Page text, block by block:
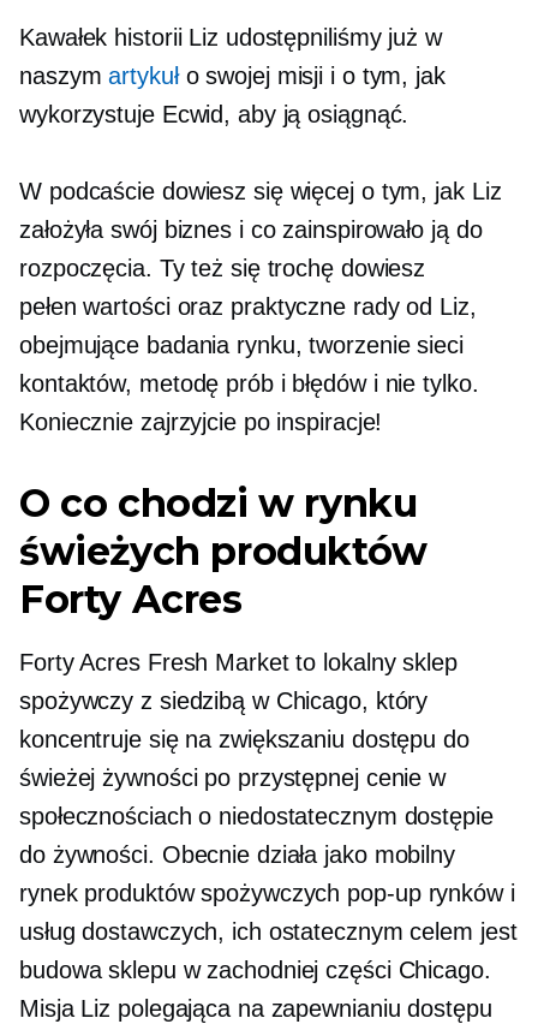
Kawałek historii Liz udostępniliśmy już w
naszymartykuło swojej misji i o tym, jak
wykorzystuje Ecwid, aby ją osiągnąć.
W podcaście dowiesz się więcej o tym, jak Liz
założyła swój biznes i co zainspirowało ją do
rozpoczęcia. Ty też się trochę dowiesz
pełen wartościoraz praktyczne rady od Liz,
obejmujące badania rynku, tworzenie sieci
kontaktów, metodę prób i błędów i nie tylko.
Koniecznie zajrzyjcie po inspiracje!
O co chodzi w rynku
świeżych produktów
Forty Acres
Forty Acres Fresh Market to lokalny sklep
spożywczy z siedzibą w Chicago, który
koncentruje się na zwiększaniu dostępu do
świeżej żywności po przystępnej cenie w
społecznościach o niedostatecznym dostępie
do żywności. Obecnie działa jako mobilny
rynek produktów spożywczych pop-uprynków i
usług dostawczych, ich ostatecznym celem jest
budowa sklepu w zachodniej części Chicago.
Misja Liz polegająca na zapewnianiu dostępu